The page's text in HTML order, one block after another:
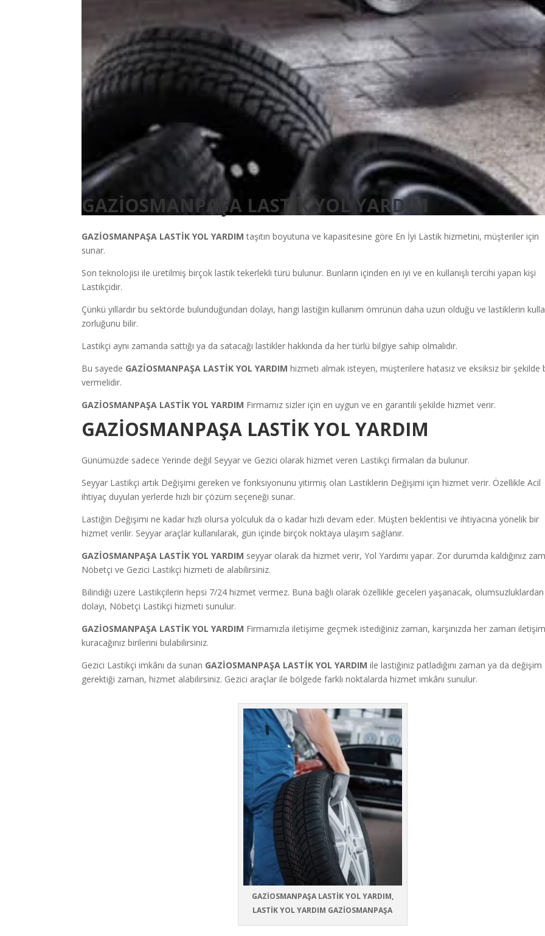
GAZİOSMANPAŞA LASTİK YOL YARDIM
GAZİOSMANPAŞA LASTİK YOL YARDIM taşıtın boyutuna ve kapasitesine göre En İyi Lastik hizmetini, müşteriler için
sunar.
Son teknolojisi ile üretilmiş birçok lastik tekerlekli türü bulunur. Bunların içinden en iyi ve en kullanışlı tercihi yapan kişi
Lastikçidir.
Çünkü yıllardır bu sektörde bulunduğundan dolayı, hangi lastiğin kullanım ömrünün daha uzun olduğu ve lastiklerin
zorluğunu bilir.
Lastikçi aynı zamanda sattığı ya da satacağı lastikler hakkında da her türlü bilgiye sahip olmalıdır.
Bu sayede GAZİOSMANPAŞA LASTİK YOL YARDIMhizmeti almak isteyen, müşterilere hatasız ve eksiksiz bir şekilde
vermelidir.
GAZİOSMANPAŞA LASTİK YOL YARDIM Firmamız sizler için en uygun ve en garantili şekilde hizmet verir.
GAZİOSMANPAŞA LASTİK YOL YARDIM
Günümüzde sadece Yerinde değil Seyyar ve Gezici olarak hizmet veren Lastikçi firmaları da bulunur.
Seyyar Lastikçi artık Değişimi gereken ve fonksiyonunu yitirmiş olan Lastiklerin Değişimi için hizmet verir. Özellikle Acil
ihtiyaç duyulan yerlerde hızlı bir çözüm seçeneği sunar.
Lastiğin Değişimi ne kadar hızlı olursa yolculuk da o kadar hızlı devam eder. Müşteri beklentisi ve ihtiyacına yönelik bir
hizmet verilir. Seyyar araçlar kullanılarak, gün içinde birçok noktaya ulaşım sağlanır.
GAZİOSMANPAŞA LASTİK YOL YARDIM seyyar olarak da hizmet verir, Yol Yardımı yapar. Zor durumda kaldığınız
Nöbetçi ve Gezici Lastikçi hizmeti de alabilirsiniz.
Bilindiği üzere Lastikçilerin hepsi 7/24 hizmet vermez. Buna bağlı olarak özellikle geceleri yaşanacak, olumsuzluklardan
dolayı, Nöbetçi Lastikçi hizmeti sunulur.
GAZİOSMANPAŞA LASTİK YOL YARDIM Firmamızla iletişime geçmek istediğiniz zaman, karşınızda her zaman
kuracağınız birilerini bulabilirsiniz.
Gezici Lastikçi imkânı da sunan GAZİOSMANPAŞA LASTİK YOL YARDIM ile lastiğiniz patladığını zaman ya da değişim
gerektiği zaman, hizmet alabilirsiniz. Gezici araçlar ile bölgede farklı noktalarda hizmet imkânı sunulur.
GAZİOSMANPAŞA LASTİK YOL YARDIM,
LASTİK YOL YARDIM GAZİOSMANPAŞA